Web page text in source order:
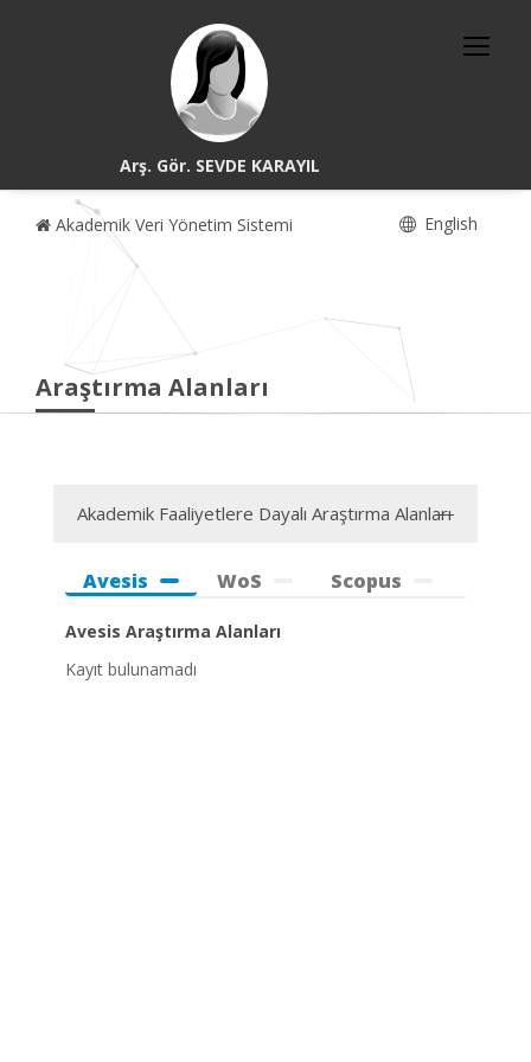
Arş. Gör. SEVDE KARAYIL
Akademik Veri Yönetim Sistemi English
Araştırma Alanları
Akademik Faaliyetlere Dayalı Araştırma Alanları
Avesis WoS Scopus
Avesis Araştırma Alanları
Kayıt bulunamadı